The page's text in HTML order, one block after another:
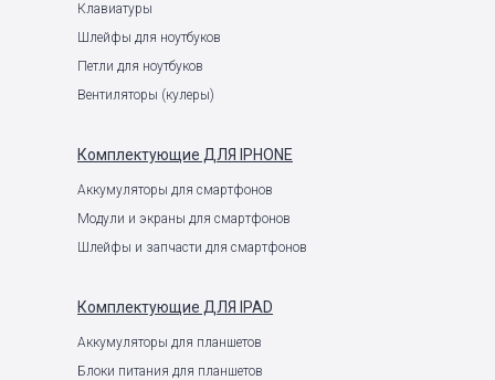
Клавиатуры
Шлейфы для ноутбуков
Петли для ноутбуков
Вентиляторы (кулеры)
Комплектующие ДЛЯ IPHONE
Аккумуляторы для смартфонов
Модули и экраны для смартфонов
Шлейфы и запчасти для смартфонов
Комплектующие ДЛЯ IPAD
Аккумуляторы для планшетов
Блоки питания для планшетов